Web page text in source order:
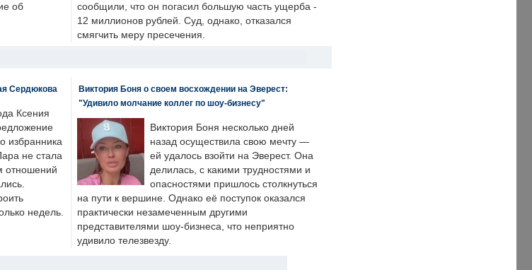
об
сообщили, что он погасил большую часть ущерба -
12 миллионов рублей. Суд, однако, отказался
смягчить меру пресечения.
Сердюкова
Ксения
избранника
не стала
отношений
недель.
Виктория Боня о своем восхождении на Эверест:
"Удивило молчание коллег по шоу-бизнесу"
Виктория Боня несколько дней
назад осуществила свою мечту —
ей удалось взойти на Эверест. Она
делилась, с какими трудностями и
опасностями пришлось столкнуться
на пути к вершине. Однако её поступок оказался
практически незамеченным другими
представителями шоу-бизнеса, что неприятно
удивило телезвезду.